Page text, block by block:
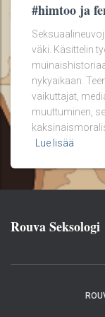
#himtoo ja
väki. Käsittelin
nykyaikaan.
vaikuttajat,
muuttuminen,
Lue lisää
Rouva Seksologi